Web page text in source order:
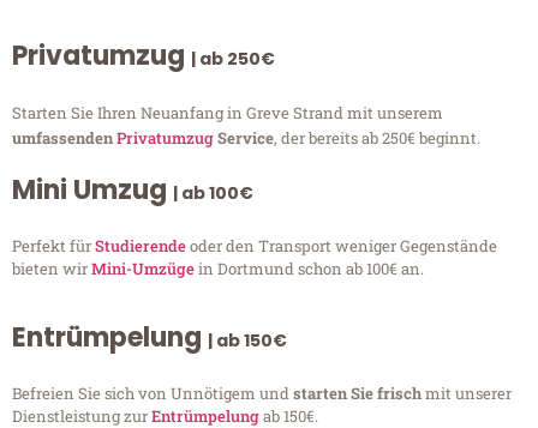
Privatumzug | ab 250€
Starten Sie Ihren Neuanfang in Greve Strand mit unserem
umfassendenPrivatumzugService, der bereits ab 250€ beginnt.
Mini Umzug | ab 100€
Perfekt fürStudierendeoder den Transport weniger Gegenstände
bieten wirMini-Umzügein Dortmund schon ab 100€ an.
Entrümpelung | ab 150€
Befreien Sie sich von Unnötigem undstarten Sie frischmit unserer
Dienstleistung zurEntrümpelungab 150€.